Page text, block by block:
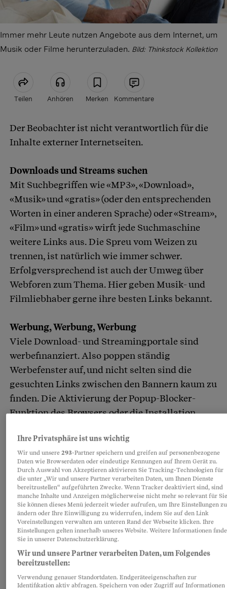
Immer mehr Leute nutzen Angebote aus dem Internet, um
Musik oder Filme herunterzuladen. Bild: Thinkstock Kollektion
Teilen Anhören Merken Kommentare
Artikel teilen
Der Beobachter ist nicht verantwortlich für die
Inhalte externer Internetseiten.
Downloads und Streams suchen
Mit Suchbegriffen wie «MP3», «Download»,
«Musik» und «gratis» (oder den entsprechenden
Worten in einer anderen Sprache) oder «Stream»,
«Film» und «gratis» wirft jede Suchmaschine
weitere Links aus. Die Spreu vom Weizen zu
trennen, ist natürlich wie immer schwer.
Erfolgversprechend ist auch der Umweg über
Webforen zum Thema. Hier geben Musik- und
Filmliebhaber gerne ihre besten Links bekannt.
Werbung, Werbung, Werbung
Viele Download- und Streamingportale sind
werbefinanziert. Also poppen ständig
Werbefenster auf, und nicht selten sind die
gesuchten Links zwischen den Bannern kaum zu
finden. Die Aktivierung der Popup-Blocker-
Funktion des Browsers oder die Installation
das Werbestaccato, ansonsten heisst es einfach:
Augen zu und durch. Das gilt insbesondere für
die Sexwerbung, die vor allem auf Angeboten
aus exotischen Internetdomänen wie .to, .vu, .in
und .ru dominiert.
Plugins für Streams
Für den Empfang von Streams im Webbrowser
sind meist Zusatzprogramme, sogenannte
Plugins, erforderlich. Hohe Verbreitung haben
insbesondere Adobes Flashplayer, der RealTV-
Ihre Privatsphäre ist uns wichtig
Wir und unsere293-Partner speichern und greifen auf personenbezogene
Daten wie Browserdaten oder eindeutige Kennungen auf Ihrem Gerät zu.
Durch Auswahl von Akzeptieren aktivieren Sie Tracking-Technologien für
die unter „Wir und unsere Partner verarbeiten Daten, um Ihnen Dienste
bereitzustellen“ aufgeführten Zwecke. Wenn Tracker deaktiviert sind, sind
manche Inhalte und Anzeigen möglicherweise nicht mehr so relevant für
Sie können dieses Menü jederzeit wieder aufrufen, um Ihre Einstellungen zu
ändern oder Ihre Einwilligung zu widerrufen, indem Sie auf den Link
Voreinstellungen verwalten am unteren Rand der Webseite klicken. Ihre
Einstellungen gelten innerhalb unseres Website. Weitere Informationen
Sie in unserer Datenschutzerklärung.
Wir und unsere Partner verarbeiten Daten, um Folgendes
bereitzustellen:
Verwendung genauer Standortdaten. Endgeräteeigenschaften zur
Identifikation aktiv abfragen. Speichern von oder Zugriff auf Informationen